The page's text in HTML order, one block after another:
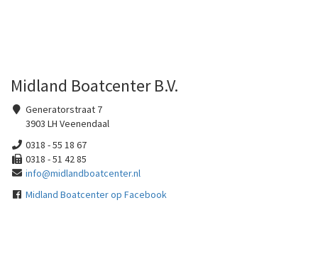
Midland Boatcenter B.V.
Generatorstraat 7
3903 LH Veenendaal
0318 - 55 18 67
0318 - 51 42 85
info@midlandboatcenter.nl
Midland Boatcenter op Facebook